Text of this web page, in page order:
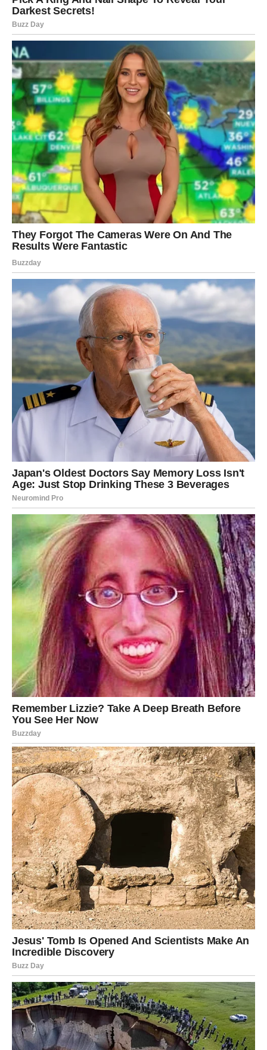
To može biti poslovni saradnik, prijatelj ili neko koga ćete
upoznati sasvim slučajno.
Nemojte podcjenjivati nove kontakte.
Ponekad upravo jedna osoba otvara vrata uspjeha koja su
godinama bila zatvorena.
LJUBAV I NOVAC KONAČNO IDU
ZAJEDNO
Kada se čovjek osjeća sigurnije finansijski, lakše
pronalazi mir i u drugim dijelovima života.
Zbog toga će mnoge Škorpije u narednom periodu osjetiti
i veću emotivnu stabilnost.
Slobodne Škorpije mogle bi upoznati osobu koja ih
inspiriše da vjeruju u ljepšu budućnost.
Zauzete će osjetiti kako se odnos sa voljenom osobom
popravlja jer nestaje dio stresa koji ih je dugo
opterećivao.
VRIJEME JE DA POČNETE
VJEROVATI U VELIKE STVARI
Najveća greška koju sada možete napraviti jeste da
sumnjate u sebe.
Zvijezde vam ne šalju prilike bez razloga.
One vam pokazuju da ste spremne za više.
Spremne za uspjeh.
Spremne za obilje.
Spremne za život o kojem ste dugo maštale.
Zato ne dozvolite da vas strah zaustavi kada se pred
vama pojavi prilika koja djeluje prevelika.
Jer upravo ta prilika mogla bi biti početak bogatstva kakvo
niste ni zamišljale.
A zvijezde jasno poručuju – razlog zašto se sve ovo
događa baš vama jeste činjenica da ste svojom snagom,
istrajnošću i hrabrošću konačno zaslužile da vam život
vrati više nego što ste ikada očekivale.